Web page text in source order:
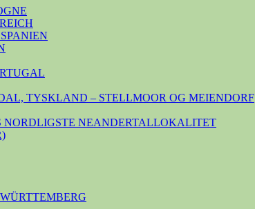
TYSKLAND – STELLMOOR OG MEIENDORF
NORDLIGSTE NEANDERTALLOKALITET